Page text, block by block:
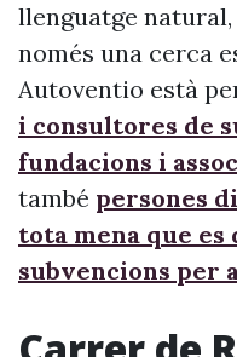
llenguatge
només una cerca
Autoventio està
i consultores de
fundacions i
també persones
tota mena que
subvencions per